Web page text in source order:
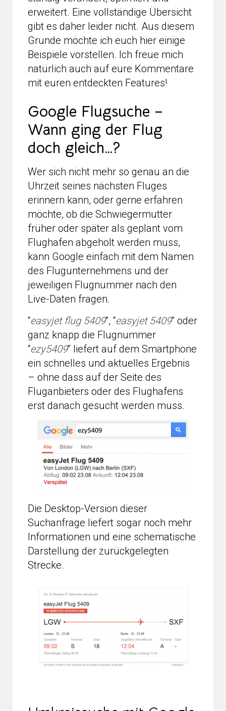
erweitert. Eine vollständige Übersicht
gibt es daher leider nicht. Aus diesem
Grunde möchte ich euch hier einige
Beispiele vorstellen. Ich freue mich
natürlich auch auf eure Kommentare
mit euren entdeckten Features!
Google Flugsuche –
Wann ging der Flug
doch gleich…?
Wer sich nicht mehr so genau an die
Uhrzeit seines nächsten Fluges
erinnern kann, oder gerne erfahren
möchte, ob die Schwiegermutter
früher oder später als geplant vom
Flughafen abgeholt werden muss,
kann Google einfach mit dem Namen
des Flugunternehmens und der
jeweiligen Flugnummer nach den
Live-Daten fragen.
“easyjet flug 5409”, “easyjet 5409” oder
ganz knapp die Flugnummer
“ezy5409” liefert auf dem Smartphone
ein schnelles und aktuelles Ergebnis
– ohne dass auf der Seite des
Fluganbieters oder des Flughafens
erst danach gesucht werden muss.
Die Desktop-Version dieser
Suchanfrage liefert sogar noch mehr
Informationen und eine schematische
Darstellung der zurückgelegten
Strecke.